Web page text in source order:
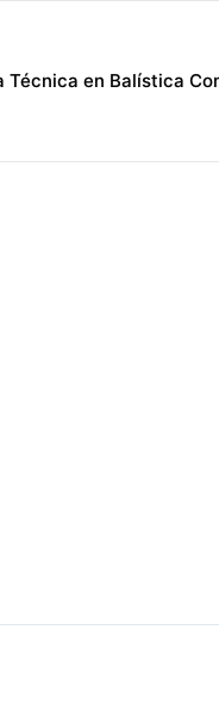
Técnica en Balística